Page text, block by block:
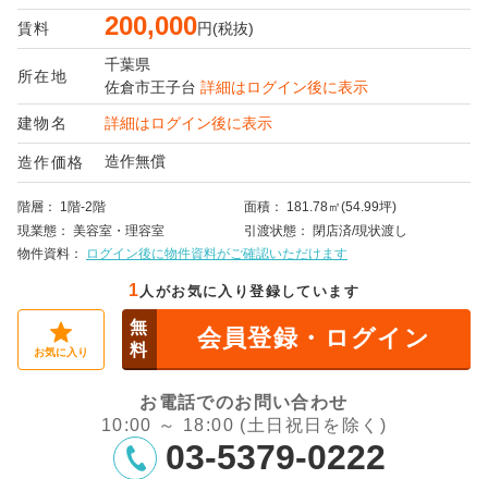
賃料 200,000円(税抜)
所在地
千葉県
佐倉市王子台 詳細はログイン後に表示
建物名 詳細はログイン後に表示
造作価格 造作無償
階層 1階-2階 面積
181.78㎡(54.99坪)
現業態
美容室・理容室 引渡状態
閉店済/現状渡し
物件資料
ログイン後に物件資料がご確認いただけます
1 人がお気に入り登録しています
お気に入り
無
料
会員登録・ログイン
お電話でのお問い合わせ
10:00 ～ 18:00 (土日祝日を除く)
03-5379-0222